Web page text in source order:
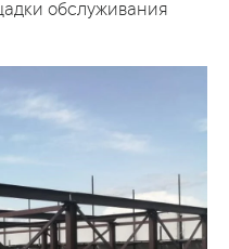
обслуживания